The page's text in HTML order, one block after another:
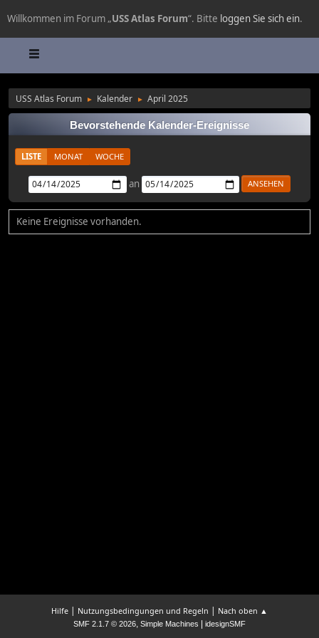
Willkommen im Forum „USS Atlas Forum“. Bitte loggen Sie sich ein.
USS Atlas Forum ► Kalender ► April 2025
Bevorstehende Kalender-Ereignisse
LISTE MONAT WOCHE
an
Keine Ereignisse vorhanden.
Hilfe | Nutzungsbedingungen und Regeln | Nach oben ▲
SMF 2.1.7 © 2026, Simple Machines idesignSMF